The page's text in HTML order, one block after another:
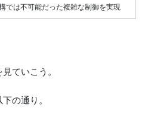
では不可能だった複雑な制御を実現
ていこう。
の通り。